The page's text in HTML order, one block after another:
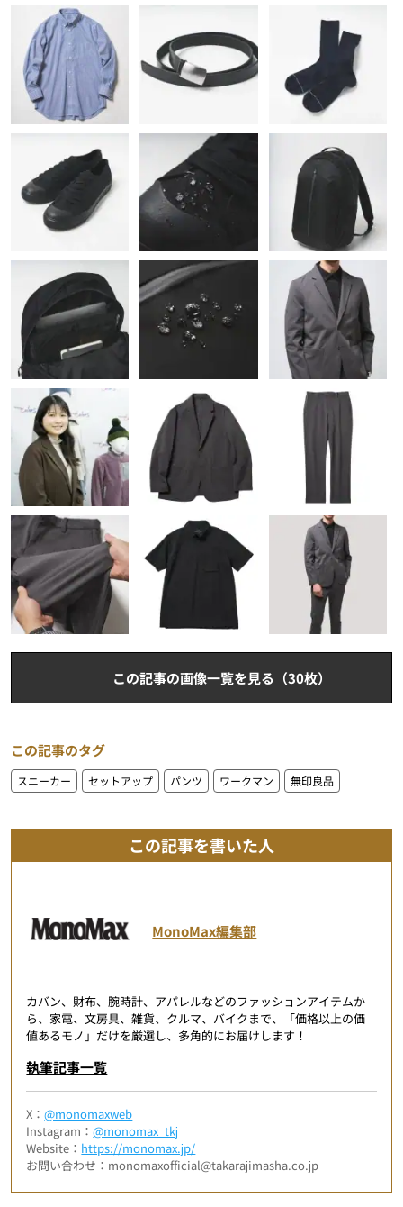
この記事の画像一覧を見る（30枚）
この記事のタグ
スニーカー セットアップ パンツ ワークマン 無印良品
この記事を書いた人
MonoMax編集部
カバン、財布、腕時計、アパレルなどのファッションアイテムか
ら、家電、文房具、雑貨、クルマ、バイクまで、「価格以上の価
値あるモノ」だけを厳選し、多角的にお届けします！
執筆記事一覧
X：@monomaxweb
Instagram：@monomax_tkj
Website： https://monomax.jp/
お問い合わせ：monomaxofficial@takarajimasha.co.jp